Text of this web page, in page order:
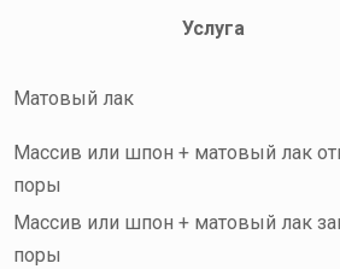
Услуга
Матовый лак
Массив или шпон + матовый лак
поры
Массив или шпон + матовый лак
поры